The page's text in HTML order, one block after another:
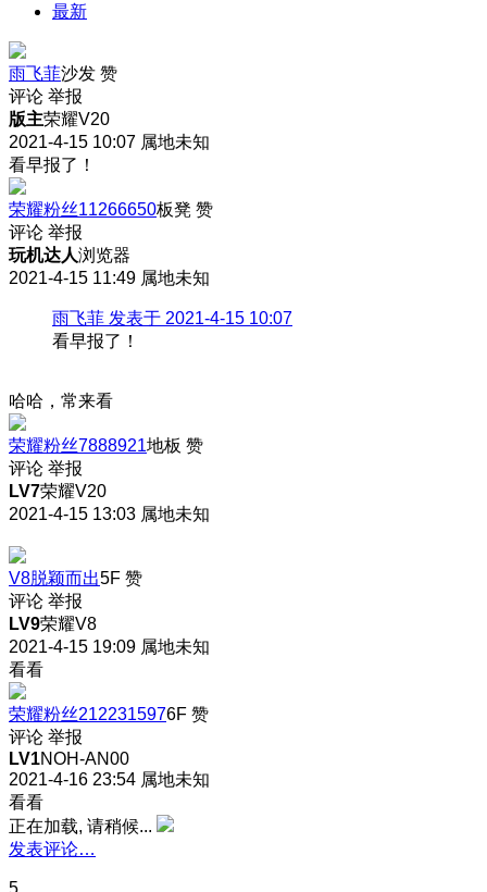
最新
雨飞菲沙发 赞
评论 举报
版主荣耀V20
2021-4-15 10:07 属地未知
看早报了！
荣耀粉丝11266650板凳 赞
评论 举报
玩机达人浏览器
2021-4-15 11:49 属地未知
雨飞菲 发表于 2021-4-15 10:07
看早报了！
哈哈，常来看
荣耀粉丝7888921地板 赞
评论 举报
LV7荣耀V20
2021-4-15 13:03 属地未知
V8脱颖而出5F 赞
评论 举报
LV9荣耀V8
2021-4-15 19:09 属地未知
看看
荣耀粉丝2122315976F 赞
评论 举报
LV1NOH-AN00
2021-4-16 23:54 属地未知
看看
正在加载, 请稍候...
发表评论…
5